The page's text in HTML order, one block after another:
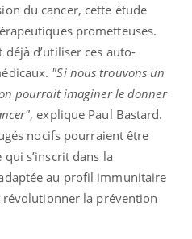
du cancer, cette étude
prometteuses.
déjà d’utiliser ces auto-
"Si nous trouvons un
pourrait imaginer le donner
, explique Paul Bastard.
nocifs pourraient être
s’inscrit dans la
au profil immunitaire
la prévention